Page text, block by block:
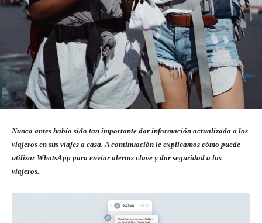
Nunca antes había sido tan importante dar información actualizada a los
viajeros en sus viajes a casa. A continuación le explicamos cómo puede
utilizar WhatsApp para enviar alertas clave y dar seguridad a los
viajeros.